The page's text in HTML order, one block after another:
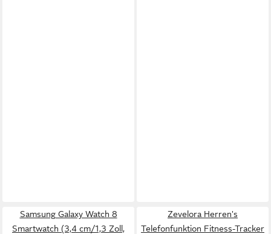
Samsung Galaxy Watch 8
Smartwatch (3,4 cm/1,3 Zoll,
Zevelora Herren's
Telefonfunktion Fitness-Tracker